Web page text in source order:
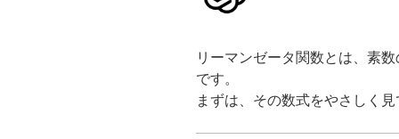
リーマンゼータ関数とは、素
です。
まずは、その数式をやさしく